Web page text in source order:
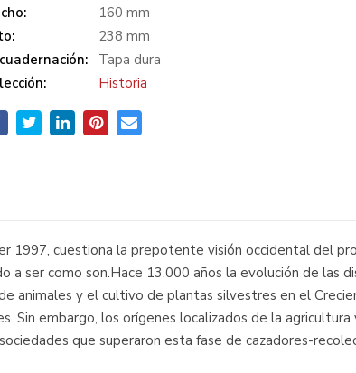
160 mm
238 mm
Tapa dura
Historia
1997, cuestiona la prepotente visión occidental del
a ser como son.Hace 13.000 años la evolución de las
animales y el cultivo de plantas silvestres en el
Sin embargo, los orígenes localizados de la
que superaron esta fase de cazadores-